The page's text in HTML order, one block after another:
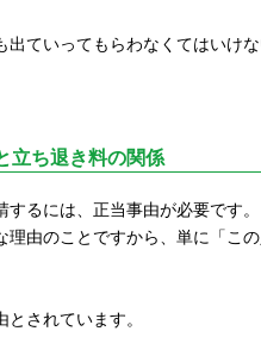
ていってもらわなくてはいけ
立ち退き料の関係
るには、正当事由が必要です。
由のことですから、単に「こ
されています。